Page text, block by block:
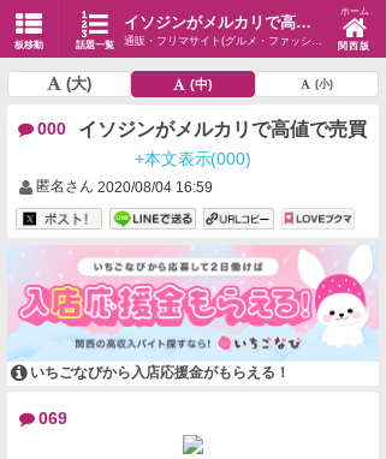
板移動 話題一覧
イソジンがメルカリで高値で売買
通販・フリマサイト(グルメ・ファッション・生活)
ホーム
関西版
(大) (中) (小)
000 イソジンがメルカリで高値で売買
+本文表示(000)
匿名さん 2020/08/04 16:59
いちごなびから入店応援金がもらえる！
069